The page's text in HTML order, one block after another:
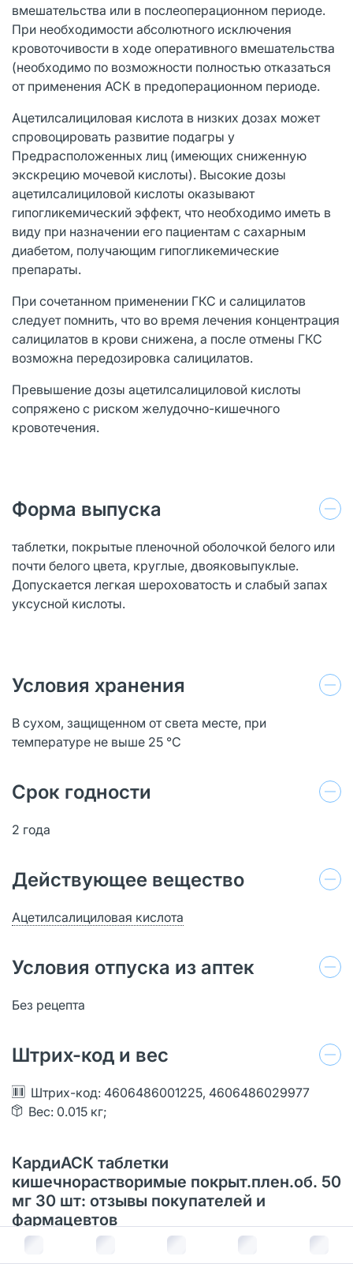
вмешательства или в послеоперационном периоде.
При необходимости абсолютного исключения
кровоточивости в ходе оперативного вмешательства
(необходимо по возможности полностью отказаться
от применения АСК в предоперационном периоде.
Ацетилсалициловая кислота в низких дозах может
спровоцировать развитие подагры у
Предрасположенных лиц (имеющих сниженную
экскрецию мочевой кислоты). Высокие дозы
ацетилсалициловой кислоты оказывают
гипогликемический эффект, что необходимо иметь в
виду при назначении его пациентам с сахарным
диабетом, получающим гипогликемические
препараты.
При сочетанном применении ГКС и салицилатов
следует помнить, что во время лечения концентрация
салицилатов в крови снижена, а после отмены ГКС
возможна передозировка салицилатов.
Превышение дозы ацетилсалициловой кислоты
сопряжено с риском желудочно-кишечного
кровотечения.
Форма выпуска
таблетки, покрытые пленочной оболочкой белого или
почти белого цвета, круглые, двояковыпуклые.
Допускается легкая шероховатость и слабый запах
уксусной кислоты.
Условия хранения
В сухом, защищенном от света месте, при
температуре не выше 25 °C
Срок годности
2 года
Действующее вещество
Ацетилсалициловая кислота
Условия отпуска из аптек
Без рецепта
Штрих-код и вес
Штрих-код: 4606486001225, 4606486029977
Вес: 0.015 кг;
КардиАСК таблетки
кишечнорастворимые покрыт.плен.об. 50
мг 30 шт: отзывы покупателей и
фармацевтов